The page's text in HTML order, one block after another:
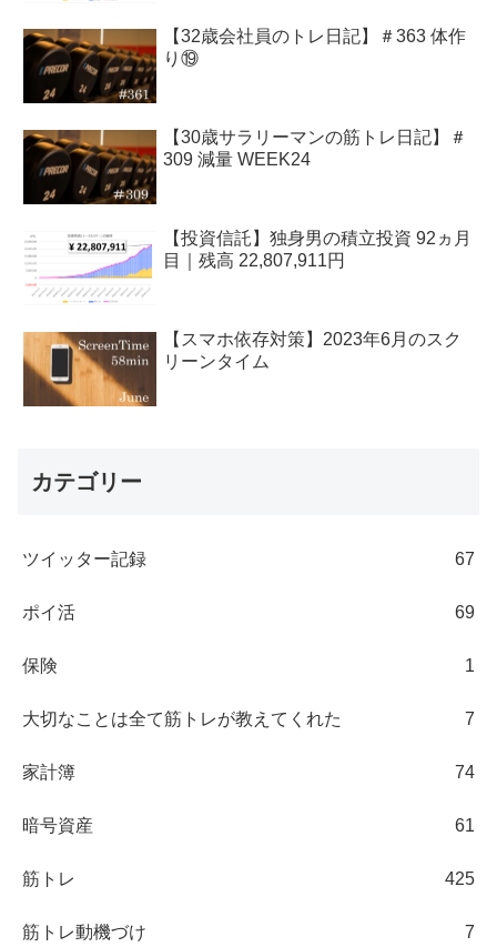
【32歳会社員のトレ日記】＃363 体作
り⑲
【30歳サラリーマンの筋トレ日記】＃
309 減量 WEEK24
【投資信託】独身男の積立投資 92ヵ月
目｜残高 22,807,911円
【スマホ依存対策】2023年6月のスク
リーンタイム
カテゴリー
ツイッター記録 67
ポイ活 69
保険 1
大切なことは全て筋トレが教えてくれた 7
家計簿 74
暗号資産 61
筋トレ 425
筋トレ動機づけ 7